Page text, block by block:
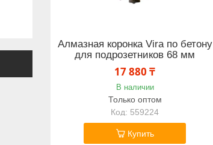
Алмазная коронка Vira по бетону
для подрозетников 68 мм
17 880 ₸
В наличии
Только оптом
559224
Купить